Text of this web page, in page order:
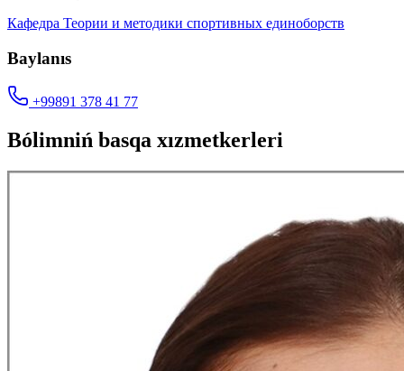
Кафедра Теории и методики спортивных единоборств
Baylanıs
+99891 378 41 77
Bólimniń basqa xızmetkerleri